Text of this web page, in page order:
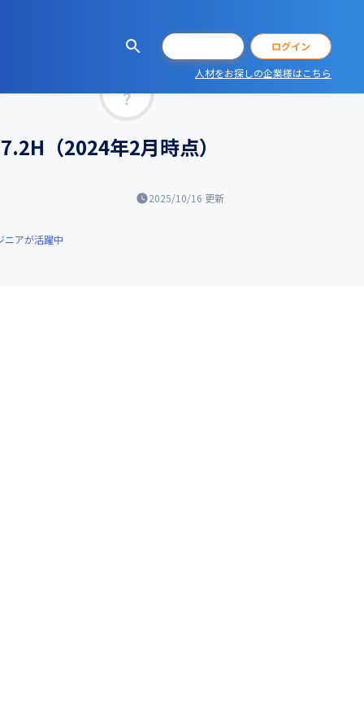
ログイン
人材をお探しの企業様はこちら
（2024年2月時点）
2025/10/16 更新
ニアが活躍中